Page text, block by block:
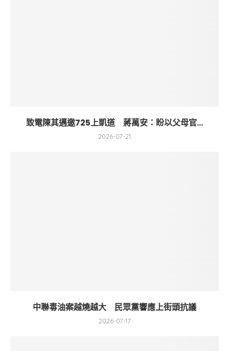
致電陳其邁邀725上凱道 蔣萬安：盼以父母官...
2026-07-21
中聯毒油案越燒越大 民眾黨響應上街頭抗議
2026-07-17